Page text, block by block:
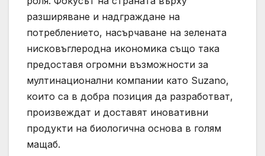
разширяване и надграждане на
потреблението, насърчаване на зелената
нисковъглеродна икономика също така
предоставя огромни възможности за
мултинационални компании като Suzano,
които са в добра позиция да разработват,
произвеждат и доставят иновативни
продукти на биологична основа в голям
мащаб.